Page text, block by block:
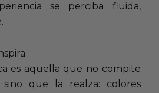
se perciba fluida,
es aquella que no compite
que la realza: colores